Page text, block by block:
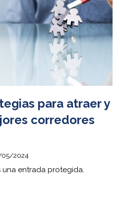
para atraer y
corredores
05/2024
entrada protegida.